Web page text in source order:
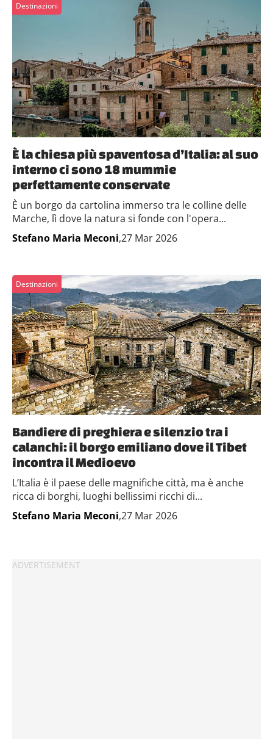
Destinazioni
È la chiesa più spaventosa d’Italia: al suo
interno ci sono 18 mummie
perfettamente conservate
È un borgo da cartolina immerso tra le colline delle
Marche, lì dove la natura si fonde con l'opera...
Stefano Maria Meconi,27 Mar 2026
Destinazioni
Bandiere di preghiera e silenzio tra i
calanchi: il borgo emiliano dove il Tibet
incontra il Medioevo
L’Italia è il paese delle magnifiche città, ma è anche
ricca di borghi, luoghi bellissimi ricchi di...
Stefano Maria Meconi,27 Mar 2026